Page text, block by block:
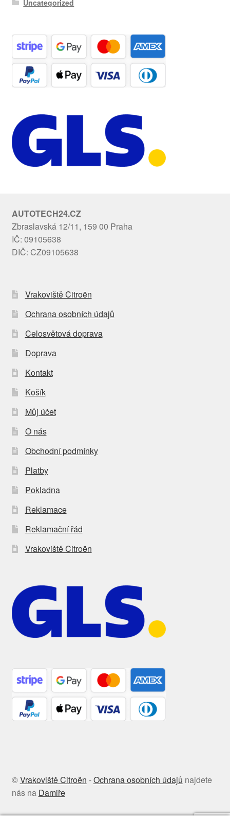
Uncategorized
AUTOTECH24.CZ
Zbraslavská 12/11, 159 00 Praha
IČ: 09105638
DIČ: CZ09105638
Vrakoviště Citroën
Ochrana osobních údajů
Celosvětová doprava
Doprava
Kontakt
Košík
Můj účet
O nás
Obchodní podmínky
Platby
Pokladna
Reklamace
Reklamační řád
Vrakoviště Citroën
©Vrakoviště Citroën -Ochrana osobních údajů najdete
nás na Damiře